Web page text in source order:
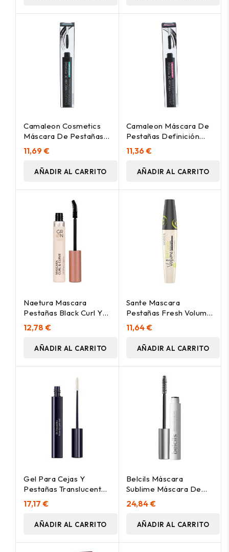
Camaleon Cosmetics
Máscara De Pestañas
Volumen 11Ml
11,69 €
AÑADIR AL CARRITO
Camaleon Máscara De
Pestañas Definición
11Ml
11,36 €
AÑADIR AL CARRITO
Naetura Mascara
Pestañas Black Curl Y
Cu 9Ml
12,78 €
AÑADIR AL CARRITO
Sante Mascara
Pestañas Fresh Volume
Extra Black 12Ml
11,64 €
AÑADIR AL CARRITO
Gel Para Cejas Y
Pestañas Translucent-
00 6 Ml
17,17 €
AÑADIR AL CARRITO
Belcils Máscara
Sublime Máscara De
Pestañas 8 Ml
24,84 €
AÑADIR AL CARRITO